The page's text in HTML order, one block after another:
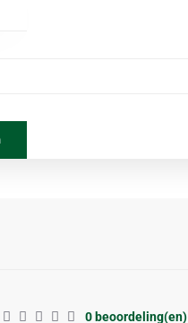
0 beoordeling(en)